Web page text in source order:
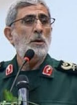
پیروز شده باشد
«محاصره در